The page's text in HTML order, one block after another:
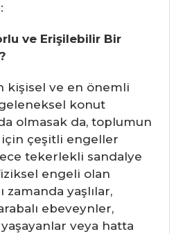
ve Erişilebilir Bir
kişisel ve en önemli
geleneksel konut
olmasak da, toplumun
çeşitli engeller
tekerlekli sandalye
engeli olan
zamanda yaşlılar,
ebeveynler,
veya hatta